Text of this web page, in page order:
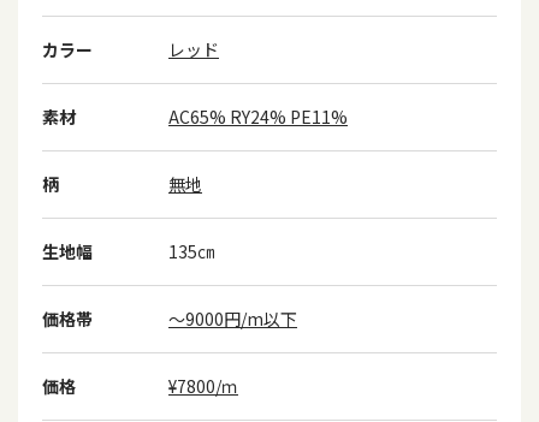
カラー レッド
素材 AC65% RY24% PE11%
柄 無地
生地幅 135㎝
価格帯 ～9000円/m以下
価格 ¥7800/ｍ